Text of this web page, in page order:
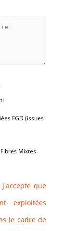
FGD (issues
Mixtes
que
exploitées
le cadre de